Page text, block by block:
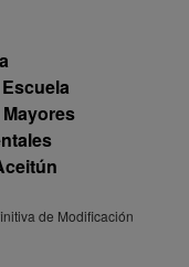
de Modificación